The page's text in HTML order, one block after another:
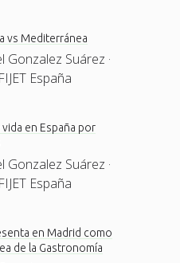
vs Mediterránea
Gonzalez Suárez ·
España
en España por
Gonzalez Suárez ·
España
en Madrid como
de la Gastronomía